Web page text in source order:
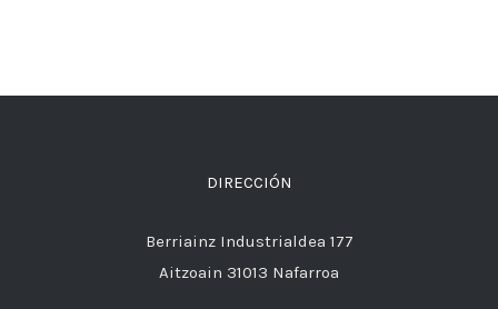
DIRECCIÓN
Berriainz Industrialdea 177
Aitzoain 31013 Nafarroa